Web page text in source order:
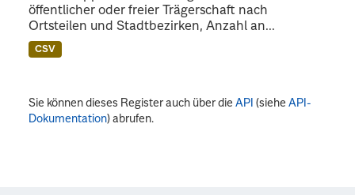
öffentlicher oder freier Trägerschaft nach
Ortsteilen und Stadtbezirken, Anzahl an...
CSV
Sie können dieses Register auch über dieAPI (sieheAPI-
Dokumentation) abrufen.